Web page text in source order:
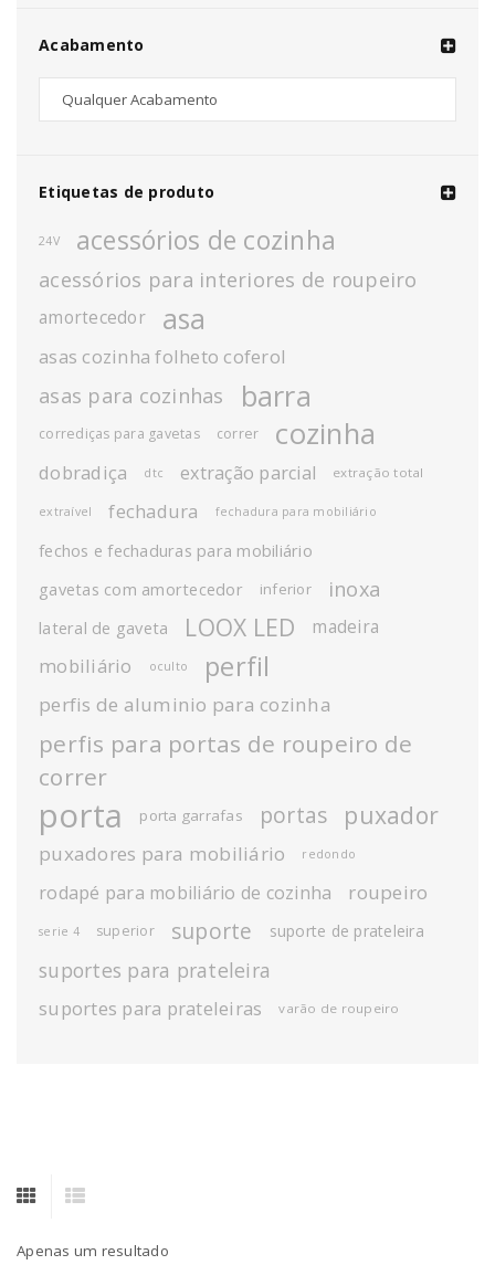
Acabamento
Etiquetas de produto
24V acessórios de cozinha
acessórios para interiores de roupeiro
amortecedor asa
asas cozinha folheto coferol
asas para cozinhas barra
corrediças para gavetas correr cozinha
dobradiça dtc extração parcial extração total
extraível fechadura fechadura para mobiliário
fechos e fechaduras para mobiliário
gavetas com amortecedor
inferior inoxa
lateral de gaveta LOOX LED madeira
mobiliário oculto perfil
perfis de aluminio para cozinha
perfis para portas de roupeiro de
correr
porta porta garrafas portas puxador
puxadores para mobiliário redondo
rodapé para mobiliário de cozinha roupeiro
serie 4 superior suporte suporte de prateleira
suportes para prateleira
suportes para prateleiras varão de roupeiro
Apenas um resultado